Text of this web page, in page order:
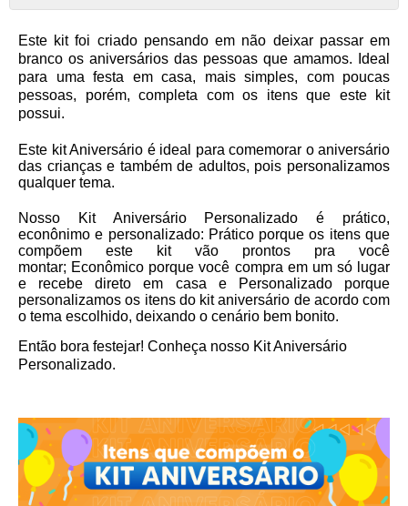
Este kit foi criado pensando em não deixar passar em
branco os aniversários das pessoas que amamos. Ideal
para uma festa em casa, mais simples, com poucas
pessoas, porém, completa com os itens que este kit
possui.
Este kit Aniversário é ideal para comemorar o aniversário
das crianças e também de adultos, pois personalizamos
qualquer tema.
Nosso Kit Aniversário Personalizado é prático,
econônimo e personalizado: Práticoporque os itens que
compõem este kit vão prontos pra você
montar; Econômico porque você compra em um só lugar
e recebe direto em casa e
Personalizadoporque
personalizamos os itens do kit aniversário de acordo com
o tema escolhido, deixando o cenário bem bonito.
Então bora festejar! Conheça nosso Kit Aniversário
Personalizado.